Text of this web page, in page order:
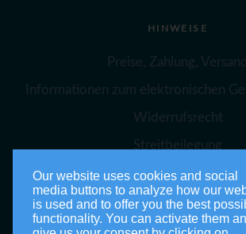
HINWEISE
Preise, Zahlung, Versand
Informationen zum elektronischen
Widerrufsrecht
Streitbeilegung
Our website uses cookies and social
media buttons to analyze how our
is used and to offer you the best
functionality. You can activate them